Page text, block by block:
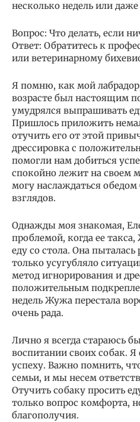
несколько недель или
Вопрос: Что делать, если
Ответ: Обратитесь к
или ветеринарному
Я помню, как мой
возрасте был настоящим
умудрялся выпрашивать
Пришлось приложить
отучить его от этой
дрессировка с
помогли нам добиться
спокойно лежит на своем
могу наслаждаться
взглядов.
Однажды моя знакомая,
проблемой, когда ее
еду со стола. Она
только усугубляло
метод игнорирования и
положительным
недель Жужа перестала
очень рада.
Лично я всегда стараюсь
воспитании своих собак.
успеху. Важно помнить,
семьи, и мы несем
Отучить собаку просить
только вопрос комфорта,
благополучия.